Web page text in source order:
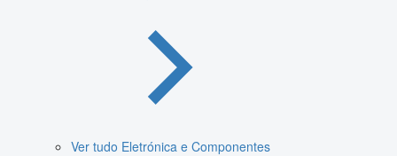
Ver tudo Eletrónica e Componentes